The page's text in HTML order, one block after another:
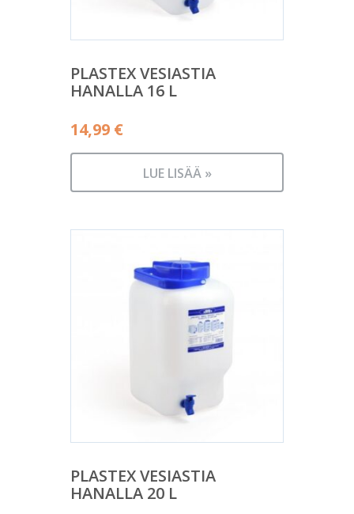
PLASTEX VESIASTIA
HANALLA 16 L
14,99 €
LUE LISÄÄ »
PLASTEX VESIASTIA
HANALLA 20 L